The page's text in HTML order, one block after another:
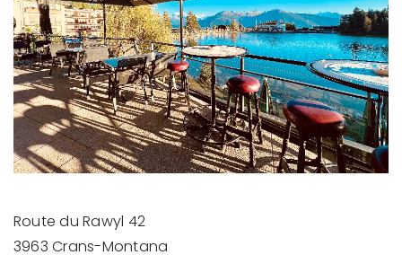
Route du Rawyl 42
3963 Crans-Montana